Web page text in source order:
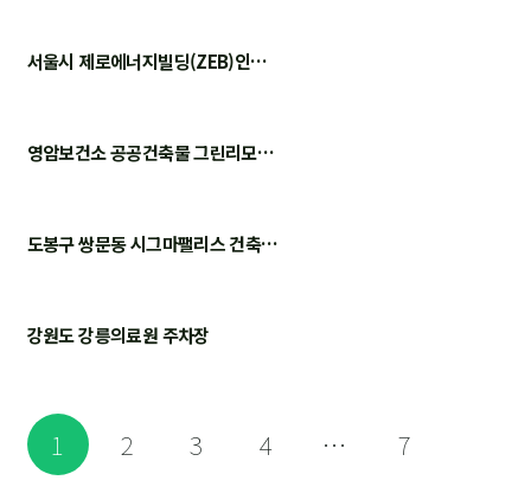
서울시 제로에너지빌딩(ZEB)인…
영암보건소 공공건축물 그린리모…
도봉구 쌍문동 시그마팰리스 건축…
강원도 강릉의료원 주차장
1 2 3 4 … 7